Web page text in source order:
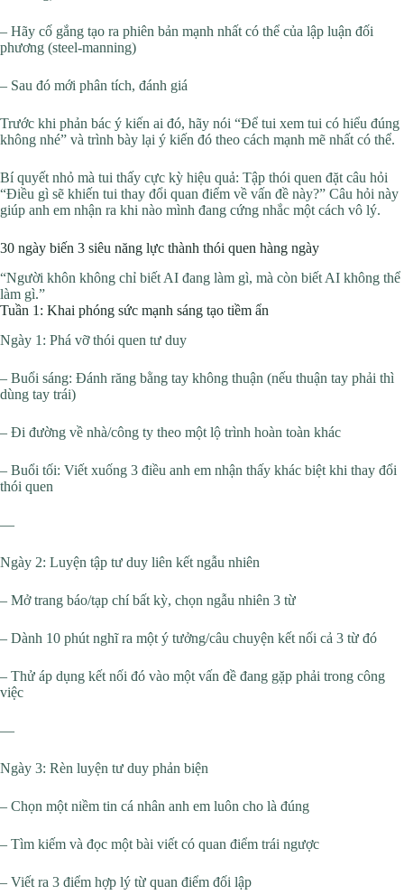
– Hãy cố gắng tạo ra phiên bản mạnh nhất có thể của lập luận đối
phương (steel-manning)
– Sau đó mới phân tích, đánh giá
Trước khi phản bác ý kiến ai đó, hãy nói “Để tui xem tui có hiểu đúng
không nhé” và trình bày lại ý kiến đó theo cách mạnh mẽ nhất có thể.
Bí quyết nhỏ mà tui thấy cực kỳ hiệu quả: Tập thói quen đặt câu hỏi
“Điều gì sẽ khiến tui thay đổi quan điểm về vấn đề này?” Câu hỏi này
giúp anh em nhận ra khi nào mình đang cứng nhắc một cách vô lý.
30 ngày biến 3 siêu năng lực thành thói quen hàng ngày
“Người khôn không chỉ biết AI đang làm gì, mà còn biết AI không thể
làm gì.”
Tuần 1: Khai phóng sức mạnh sáng tạo tiềm ẩn
Ngày 1: Phá vỡ thói quen tư duy
– Buổi sáng: Đánh răng bằng tay không thuận (nếu thuận tay phải thì
dùng tay trái)
– Đi đường về nhà/công ty theo một lộ trình hoàn toàn khác
– Buổi tối: Viết xuống 3 điều anh em nhận thấy khác biệt khi thay đổi
thói quen
—
Ngày 2: Luyện tập tư duy liên kết ngẫu nhiên
– Mở trang báo/tạp chí bất kỳ, chọn ngẫu nhiên 3 từ
– Dành 10 phút nghĩ ra một ý tưởng/câu chuyện kết nối cả 3 từ đó
– Thử áp dụng kết nối đó vào một vấn đề đang gặp phải trong công
việc
—
Ngày 3: Rèn luyện tư duy phản biện
– Chọn một niềm tin cá nhân anh em luôn cho là đúng
– Tìm kiếm và đọc một bài viết có quan điểm trái ngược
– Viết ra 3 điểm hợp lý từ quan điểm đối lập